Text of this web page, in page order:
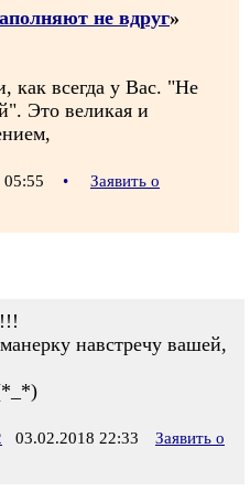
не вдруг»
как всегда у Вас. "Не
Это великая и
05:55 •
Заявить о
навстречу вашей,
03.02.2018 22:33
Заявить о